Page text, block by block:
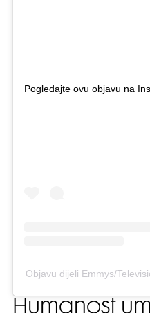
Pogledajte ovu objavu na
Objavu dijeli Emmys/
Humanost